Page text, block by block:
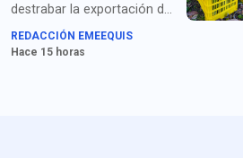
destrabar la exportación de
más de mil toneladas de
aguacate michoacano
REDACCIÓN EMEEQUIS
Hace 15 horas